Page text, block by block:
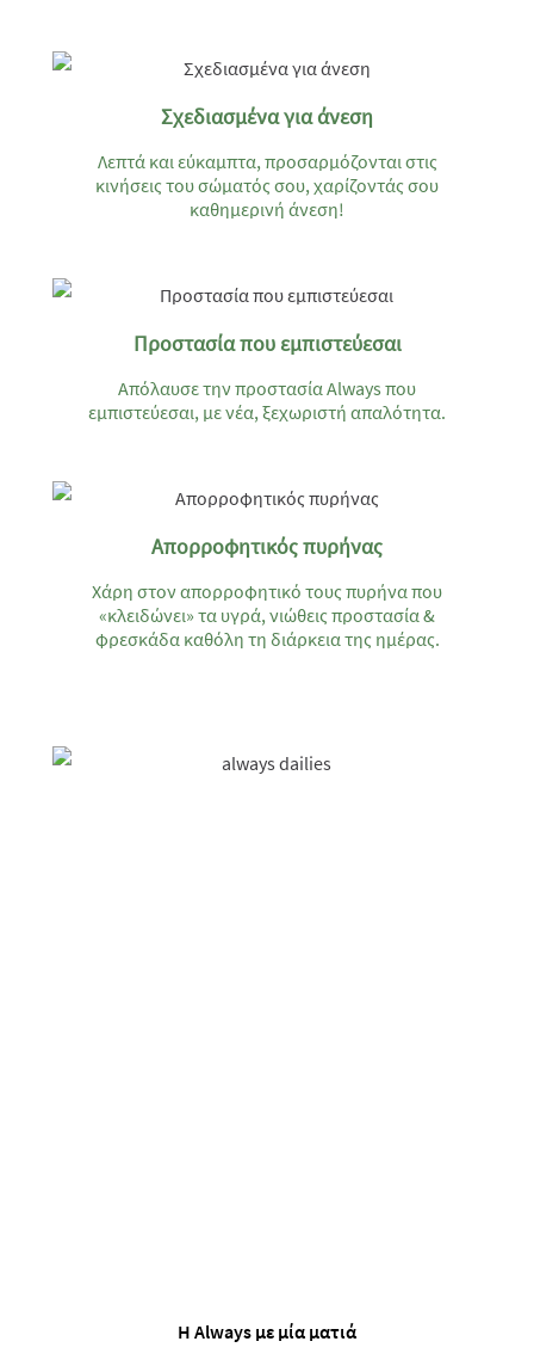
Σχεδιασμένα για άνεση
Λεπτά και εύκαμπτα, προσαρμόζονται στις
κινήσεις του σώματός σου, χαρίζοντάς σου
καθημερινή άνεση!
Προστασία που εμπιστεύεσαι
Απόλαυσε την προστασία Always που
εμπιστεύεσαι, με νέα, ξεχωριστή απαλότητα.
Απορροφητικός πυρήνας
Χάρη στον απορροφητικό τους πυρήνα που
«κλειδώνει» τα υγρά, νιώθεις προστασία &
φρεσκάδα καθόλη τη διάρκεια της ημέρας.
Η Always με μία ματιά